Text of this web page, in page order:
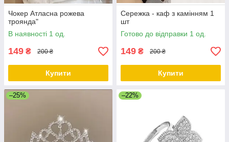
Чокер Атласна рожева
троянда"
В наявності 1 од.
149 ₴ 200 ₴
Купити
Сережка - каф з камінням 1
шт
Готово до відправки 1 од.
149 ₴ 200 ₴
Купити
–25% –22%